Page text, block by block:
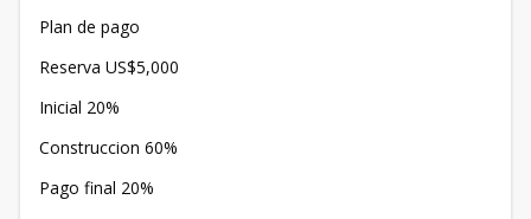
Plan de pago
Reserva US$5,000
Inicial 20%
Construccion 60%
Pago final 20%